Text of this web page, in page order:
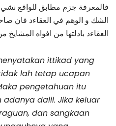
فالمعرفة جزم مطابق للواقع
الشك و الوهم في العقاءد فان
العقاءد بادلتها من افواه
ittikad yang
lah tetap ucapan
pengetahuan itu
dalil. Jika keluar
dan sangkaan